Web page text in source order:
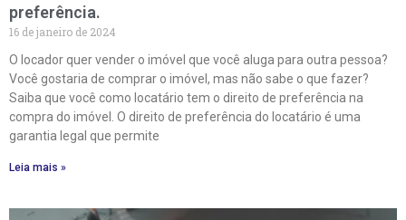
preferência.
16 de janeiro de 2024
O locador quer vender o imóvel que você aluga para outra pessoa?
Você gostaria de comprar o imóvel, mas não sabe o que fazer?
Saiba que você como locatário tem o direito de preferência na
compra do imóvel. O direito de preferência do locatário é uma
garantia legal que permite
Leia mais »